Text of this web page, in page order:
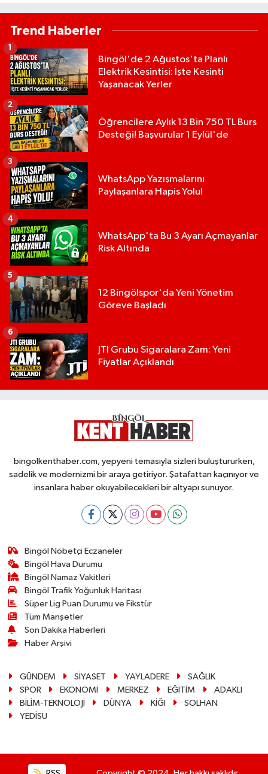
Trend Haberler
Bingöl'de 2 Ağustos'ta Planlı
Elektrik Kesintisi: İşte Kesinti
Yaşanacak Yerler
1
Öğrencilere Aylık 13 Bin 750 TL Burs
Desteği! Başvurular 1 Eylül'de
2
WhatsApp Yazışmalarını
Paylaşanlara Hapis Yolu!
3
WhatsApp'ta Bu 3 Ayarı Açmayanlar
Risk Altında
4
12 Bingölspor'da Yeni Yönetim
Göreve Başladı
5
JTI Grubu Sigaralara Zam: Yeni
Fiyatlar Açıklandı
6
bingolkenthaber.com, yepyeni temasıyla sizleri buluştururken,
sadelik ve modernizmi bir araya getiriyor. Şatafattan kaçınıyor ve
insanlara haber okuyabilecekleri bir altyapı sunuyor.
Bingöl Nöbetçi Eczaneler
Bingöl Hava Durumu
Bingöl Namaz Vakitleri
Bingöl Trafik Yoğunluk Haritası
Süper Lig Puan Durumu ve Fikstür
Tüm Manşetler
Son Dakika Haberleri
Haber Arşivi
GÜNDEM SİYASET YAYLADERE
SAĞLIK
SPOR
EKONOMİ MERKEZ EĞİTİM
ADAKLI
BİLİM-TEKNOLOJİ
DÜNYA KİĞI
SOLHAN
YEDİSU